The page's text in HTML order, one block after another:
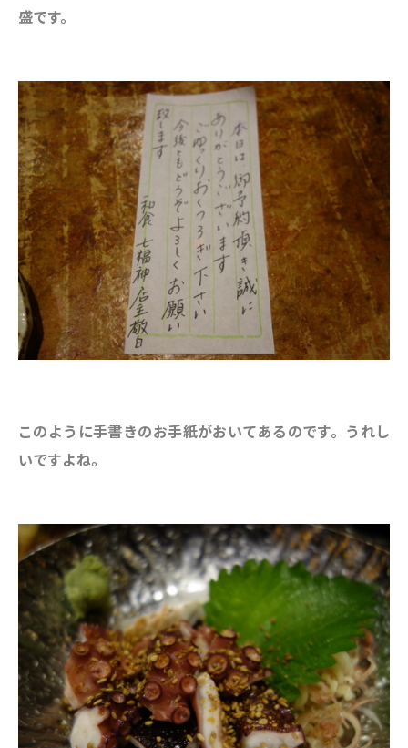
盛です。
このように手書きのお手紙がおいてあるのです。うれし
いですよね。